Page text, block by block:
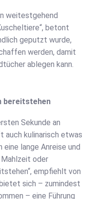
weitestgehend
betont
geputzt wurde,
werden, damit
ablegen kann.
bereitstehen
Sekunde an
auch kulinarisch etwas
lange Anreise und
oder
empfiehlt von
sich – zumindest
– eine Führung